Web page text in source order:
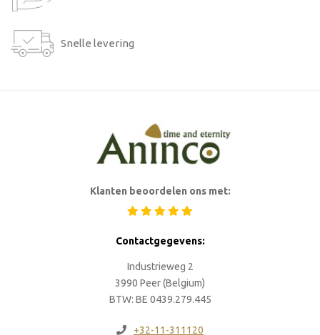
Snelle levering
Klanten beoordelen ons met:
Contactgegevens:
Industrieweg 2
3990 Peer (Belgium)
BTW: BE 0439.279.445
+32-11-311120